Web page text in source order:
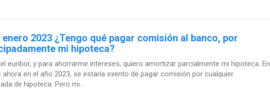
enero 2023 ¿Tengo qué pagar comisión al banco, por
mi hipoteca?
euribor, y para ahorrarme intereses, quiero amortizar parcialmente mi hipoteca. En
en el año 2023, se estaría exento de pagar comisión por cualquier
de hipoteca. Pero mi...